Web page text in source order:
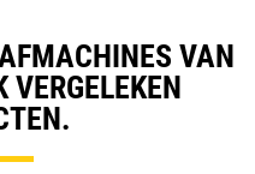
VAN